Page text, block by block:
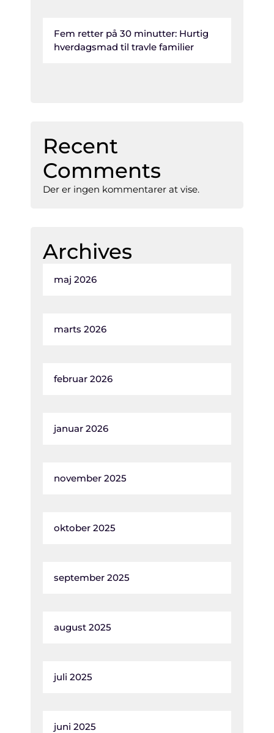
Fem retter på 30 minutter: Hurtig
hverdagsmad til travle familier
Recent
Comments
Der er ingen kommentarer at vise.
Archives
maj 2026
marts 2026
februar 2026
januar 2026
november 2025
oktober 2025
september 2025
august 2025
juli 2025
juni 2025